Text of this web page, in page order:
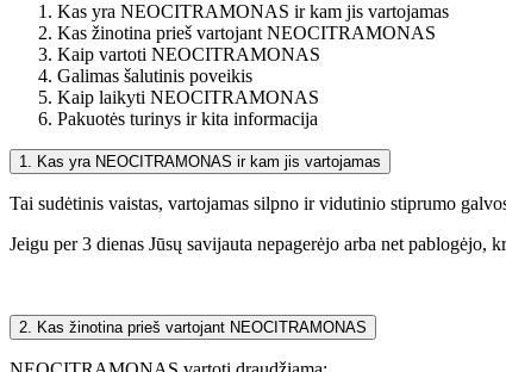
Kas yra NEOCITRAMONAS ir kam jis vartojamas
Kas žinotina prieš vartojant NEOCITRAMONAS
Kaip vartoti NEOCITRAMONAS
Galimas šalutinis poveikis
Kaip laikyti NEOCITRAMONAS
Pakuotės turinys ir kita informacija
1. Kas yra NEOCITRAMONAS ir kam jis vartojamas
Tai sudėtinis vaistas, vartojamas silpno ir vidutinio stiprumo
Jeigu per 3 dienas Jūsų savijauta nepagerėjo arba net pablogėjo,
2. Kas žinotina prieš vartojant NEOCITRAMONAS